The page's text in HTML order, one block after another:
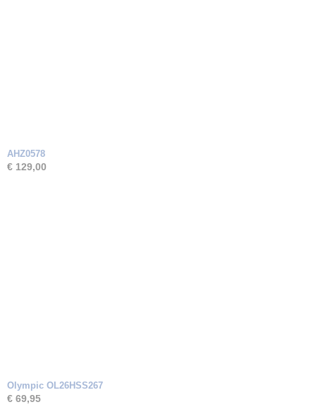
AHZ0578
€ 129,00
Olympic OL26HSS267
€ 69,95